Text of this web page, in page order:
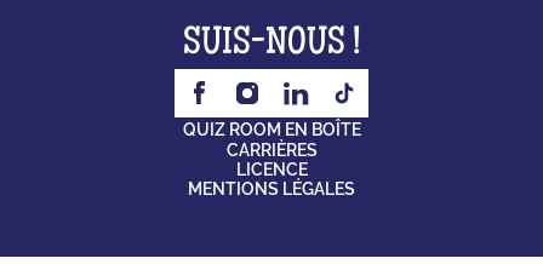
SUIS-NOUS !
QUIZ ROOM EN BOÎTE
CARRIÈRES
LICENCE
MENTIONS LÉGALES